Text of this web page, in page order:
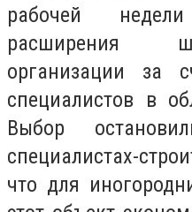
рабочей
расширения
организации за
специалистов в
Выбор
специалистах-
что для